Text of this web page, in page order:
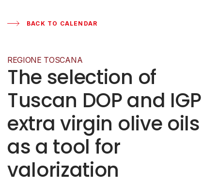
BACK TO CALENDAR
REGIONE TOSCANA
The selection of
Tuscan DOP and IGP
extra virgin olive oils
as a tool for
valorization